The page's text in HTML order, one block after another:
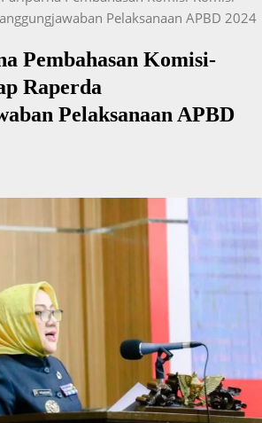
Pelaksanaan APBD 2024
Pembahasan Komisi-
Raperda
Pelaksanaan APBD